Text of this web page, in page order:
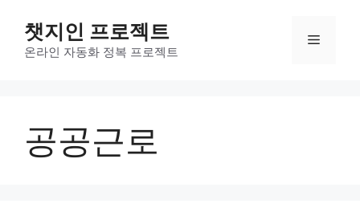
챗지인 프로젝트
온라인 자동화 정복 프로젝트
메
공공근로